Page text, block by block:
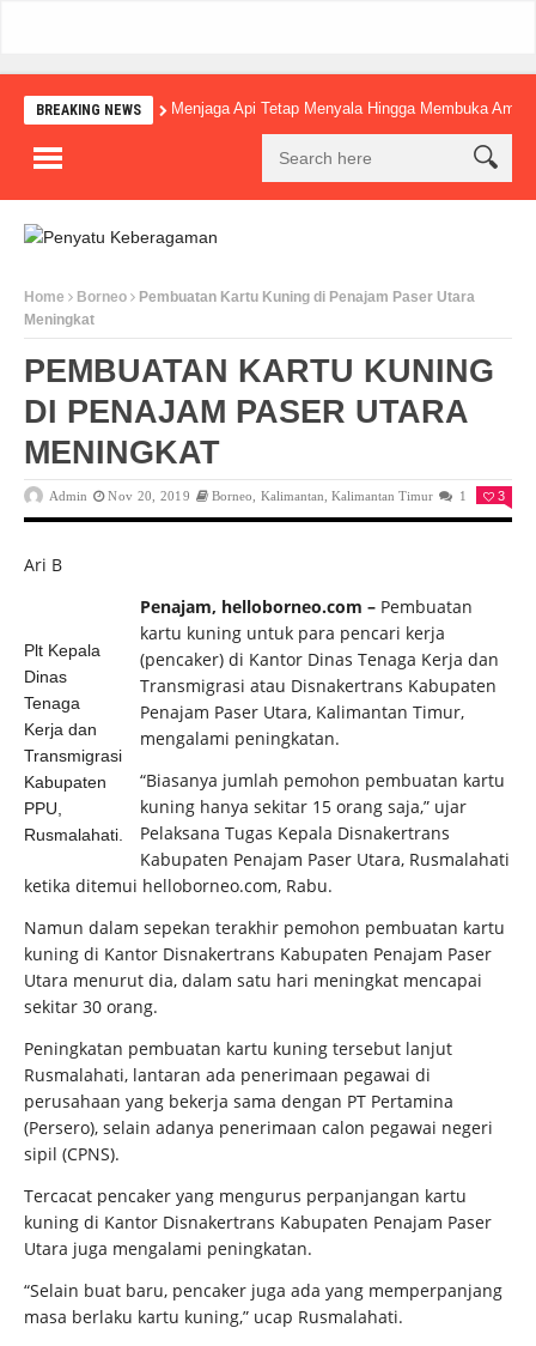
BREAKING NEWS Menjaga Api Tetap Menyala Hingga Membuka
Home Borneo
Pembuatan Kartu Kuning di Penajam Paser Utara
Meningkat
PEMBUATAN KARTU KUNING
DI PENAJAM PASER UTARA
MENINGKAT
Admin Nov 20, 2019 Borneo Kalimantan ,Kalimantan Timur 1 3
Ari B
Plt Kepala
Dinas
Tenaga
Kerja dan
Transmigrasi
Kabupaten
PPU,
Rusmalahati.
Penajam, helloborneo.com – Pembuatan
kartu kuning untuk para pencari kerja
(pencaker) di Kantor Dinas Tenaga Kerja dan
Transmigrasi atau Disnakertrans Kabupaten
Penajam Paser Utara, Kalimantan Timur,
mengalami peningkatan.
“Biasanya jumlah pemohon pembuatan kartu
kuning hanya sekitar 15 orang saja,” ujar
Pelaksana Tugas Kepala Disnakertrans
Kabupaten Penajam Paser Utara, Rusmalahati
ketika ditemui helloborneo.com, Rabu.
Namun dalam sepekan terakhir pemohon pembuatan kartu
kuning di Kantor Disnakertrans Kabupaten Penajam Paser
Utara menurut dia, dalam satu hari meningkat mencapai
sekitar 30 orang.
Peningkatan pembuatan kartu kuning tersebut lanjut
Rusmalahati, lantaran ada penerimaan pegawai di
perusahaan yang bekerja sama dengan PT Pertamina
(Persero), selain adanya penerimaan calon pegawai negeri
sipil (CPNS).
Tercacat pencaker yang mengurus perpanjangan kartu
kuning di Kantor Disnakertrans Kabupaten Penajam Paser
Utara juga mengalami peningkatan.
“Selain buat baru, pencaker juga ada yang memperpanjang
masa berlaku kartu kuning,” ucap Rusmalahati.